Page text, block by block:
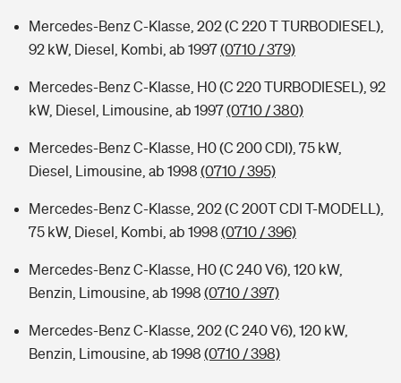
Mercedes-Benz C-Klasse, 202 (C 220 T TURBODIESEL),
92 kW, Diesel, Kombi, ab 1997(0710 / 379)
Mercedes-Benz C-Klasse, H0 (C 220 TURBODIESEL), 92
kW, Diesel, Limousine, ab 1997(0710 / 380)
Mercedes-Benz C-Klasse, H0 (C 200 CDI), 75 kW,
Diesel, Limousine, ab 1998 (0710 / 395)
Mercedes-Benz C-Klasse, 202 (C 200T CDI T-MODELL),
75 kW, Diesel, Kombi, ab 1998 (0710 / 396)
Mercedes-Benz C-Klasse, H0 (C 240 V6), 120 kW,
Benzin, Limousine, ab 1998 (0710 / 397)
Mercedes-Benz C-Klasse, 202 (C 240 V6), 120 kW,
Benzin, Limousine, ab 1998 (0710 / 398)